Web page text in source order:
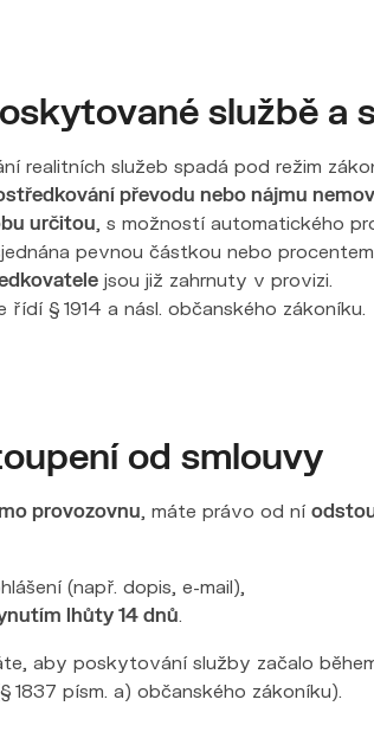
službě a
realitních služeb spadá pod režim
převodu nebo nájmu
určitou , s možností automatického
pevnou částkou nebo
jsou již zahrnuty v provizi.
§ 1914 a násl. občanského zákoníku.
od smlouvy
provozovnu , máte právo od ní
(např. dopis, e-mail),
lhůty 14 dnů
aby poskytování služby začalo
1837 písm. a) občanského zákoníku).